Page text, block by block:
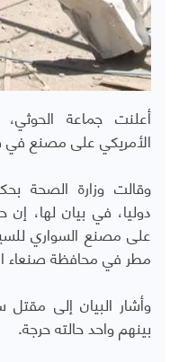
أعلنت جماعة الحوثي،
الأمريكي على مصنع في صنعاء إلى
وقالت وزارة الصحة
دوليا، في بيان لها،
على مصنع السواري
مطر في محافظة صنعاء ارتفع إلى 36
بينهم واحد حالته حرجة.